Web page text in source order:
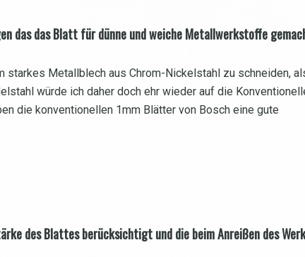
das das Blatt für dünne und weiche Metallwerkstoffe
starkes Metallblech aus Chrom-Nickelstahl zu schneiden,
würde ich daher doch ehr wieder auf die
die konventionellen 1mm Blätter von Bosch eine gute
des Blattes berücksichtigt und die beim Anreißen des